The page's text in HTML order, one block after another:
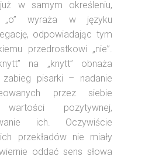
w samym określeniu,
„o” wyraża w języku
odpowiadając tym
przedrostkowi „nie”.
na „knytt” obnaża
pisarki – nadanie
przez siebie
pozytywnej,
ich. Oczywiście
przekładów nie miały
oddać sens słowa